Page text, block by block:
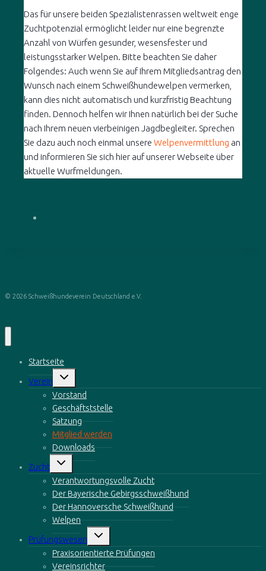
Das für unsere beiden Spezialistenrassen weltweit enge
Zuchtpotenzial ermöglicht leider nur eine begrenzte
Anzahl von Würfen gesunder, wesensfester und
leistungsstarker Welpen. Bitte beachten Sie daher
Folgendes: Auch wenn Sie auf Ihrem Mitgliedsantrag den
Wunsch nach einem Schweißhundewelpen vermerken,
kann dies nicht automatisch und kurzfristig Beachtung
finden. Dennoch helfen wir Ihnen natürlich bei der Suche
nach Ihrem neuen vierbeinigen Jagdbegleiter. Sprechen
Sie dazu auch noch einmal unsere Welpenvermittlung an
und informieren Sie sich hier auf unserer Webseite über
aktuelle Wurfmeldungen.
© 2026 Schweißhundeverein Deutschland e.V.
Startseite
Verein
Untermenü
Vorstand
Geschäftststelle
Satzung
Mitglied werden
Downloads
Zucht
Untermenü
Verantwortungsvolle Zucht
Der Bayerische Gebirgsschweißhund
Der Hannoversche Schweißhund
Welpen
Prüfungswesen
Untermenü
Praxisorientierte Prüfungen
Vereinsrichter